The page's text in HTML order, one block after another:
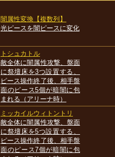
闇属性変換【複数列】
光ピースを闇ピースに変化
トシュカトル
敵全体に闇属性攻撃、盤面
に祭壇床を3つ設置する、
ピース操作終了後、相手盤
面のピース5個が暗闇に包
まれる（アリーナ時）
ミッカイルウィトントリ
敵全体に闇属性攻撃、盤面
に祭壇床を5つ設置する、
ピース操作終了後、相手盤
面のピース7個が暗闇に包